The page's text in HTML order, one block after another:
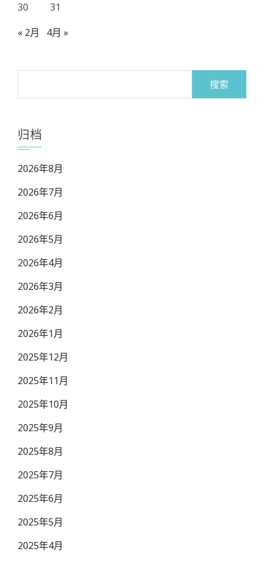
30
31
« 2月
4月 »
归档
2026年8月
2026年7月
2026年6月
2026年5月
2026年4月
2026年3月
2026年2月
2026年1月
2025年12月
2025年11月
2025年10月
2025年9月
2025年8月
2025年7月
2025年6月
2025年5月
2025年4月